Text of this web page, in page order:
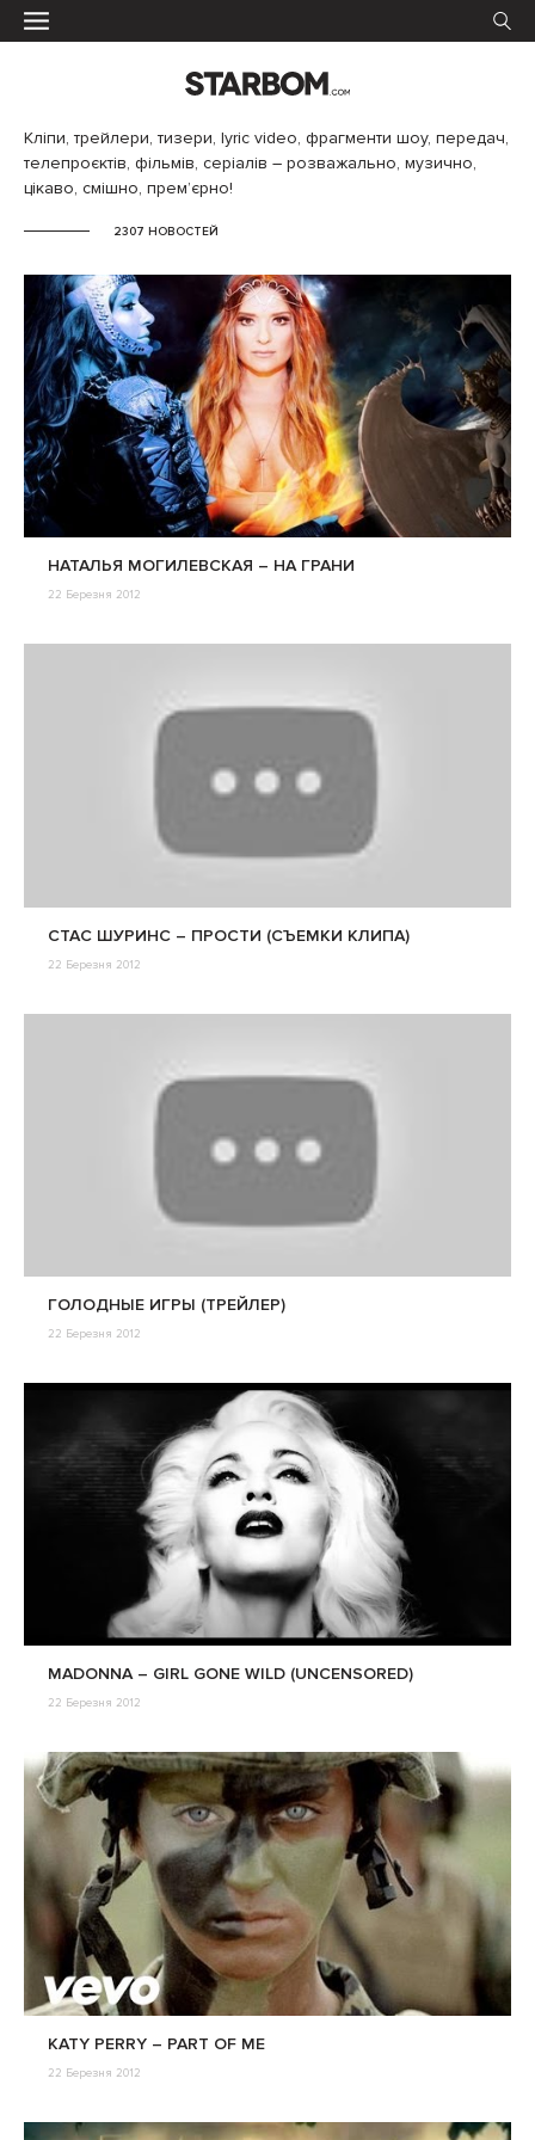
Кліпи, трейлери, тизери, lyric video, фрагменти шоу, передач,
телепроєктів, фільмів, серіалів – розважально, музично,
цікаво, смішно, прем’єрно!
2307 НОВОСТЕЙ
НАТАЛЬЯ МОГИЛЕВСКАЯ – НА ГРАНИ
22 Березня 2012
СТАС ШУРИНС – ПРОСТИ (СЪЕМКИ КЛИПА)
22 Березня 2012
ГОЛОДНЫЕ ИГРЫ (ТРЕЙЛЕР)
22 Березня 2012
MADONNA – GIRL GONE WILD (UNCENSORED)
22 Березня 2012
KATY PERRY – PART OF ME
22 Березня 2012